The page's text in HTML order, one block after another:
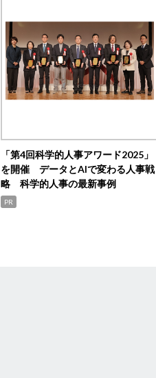
「第4回科学的人事アワード2025」
を開催 データとAIで変わる人事戦
略 科学的人事の最新事例
PR